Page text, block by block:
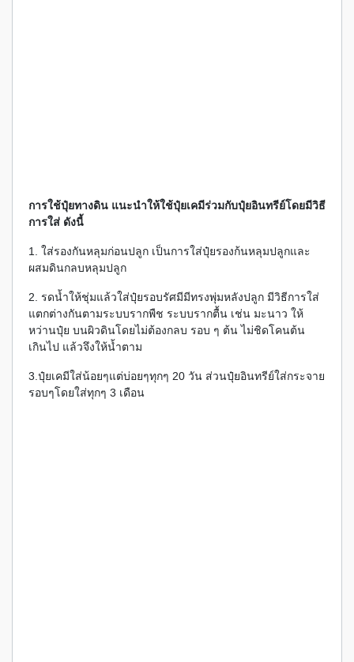
การใช้ปุ๋ยทางดิน แนะนำให้ใช้ปุ๋ยเคมีร่วมกับปุ๋ยอินทรีย์โดยมีวิธี
การใส่ ดังนี้
1. ใส่รองกันหลุมก่อนปลูก เป็นการใส่ปุ๋ยรองก้นหลุมปลูกและ
ผสมดินกลบหลุมปลูก
2. รดน้ำให้ชุ่มแล้วใส่ปุ๋ยรอบรัศมีมีทรงพุ่มหลังปลูก มีวิธีการใส่
แตกต่างกันตามระบบรากพืช ระบบรากตื้น เช่น มะนาว ให้
หว่านปุ๋ย บนผิวดินโดยไม่ต้องกลบ รอบ ๆ ต้น ไม่ชิดโคนต้น
เกินไป แล้วจึงให้น้ำตาม
3.ปุ๋ยเคมีใส่น้อยๆแต่บ่อยๆทุกๆ 20 วัน ส่วนปุ๋ยอินทรีย์ใส่กระจาย
รอบๆโดยใส่ทุกๆ 3 เดือน